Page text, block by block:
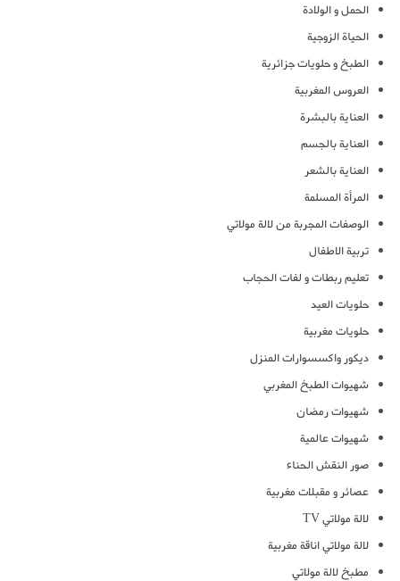
الحمل و الولادة
الحياة الزوجية
الطبخ و حلويات جزائرية
العروس المغربية
العناية بالبشرة
العناية بالجسم
العناية بالشعر
المرأة المسلمة
الوصفات المجربة من لالة مولاتي
تربية الاطفال
تعليم ربطات و لفات الحجاب
حلويات العيد
حلويات مغربية
ديكور واكسسوارات المنزل
شهيوات الطبخ المغربي
شهيوات رمضان
شهيوات عالمية
صور النقش الحناء
عصائر و مقبلات مغربية
لالة مولاتي TV
لالة مولاتي اناقة مغربية
مطبخ لالة مولاتي